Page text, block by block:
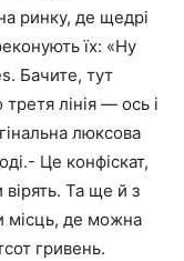
ринку, де щедрі
їх: «Ну
Бачите, тут
лінія — ось і
люксова
Це конфіскат,
Та ще й з
місць, де можна
гривень.